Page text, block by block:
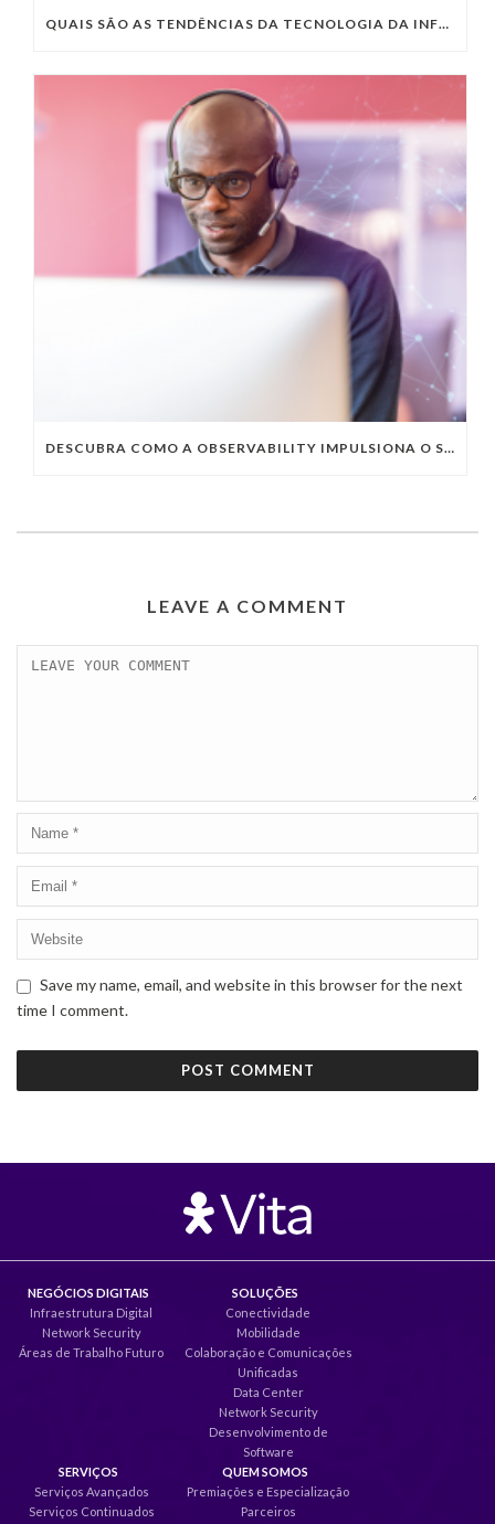
QUAIS SÃO AS TENDÊNCIAS DA TECNOLOGIA DA INFORMAÇÃO PARA 2023?
DESCUBRA COMO A OBSERVABILITY IMPULSIONA O SUCESSO DO SEU NEGÓCIO
LEAVE A COMMENT
Save my name, email, and website in this browser for the next
time I comment.
NEGÓCIOS DIGITAIS
Infraestrutura Digital
Network Security
Áreas de Trabalho Futuro
SOLUÇÕES
Conectividade
Mobilidade
Colaboração e Comunicações
Unificadas
Data Center
Network Security
Desenvolvimento de
Software
SERVIÇOS
Serviços Avançados
Serviços Continuados
QUEM SOMOS
Premiações e Especialização
Parceiros